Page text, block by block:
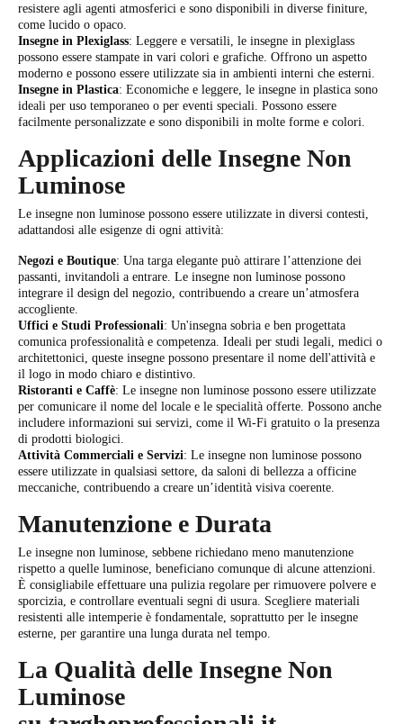
resistere agli agenti atmosferici e sono disponibili in diverse finiture,
come lucido o opaco.
Insegne in Plexiglass: Leggere e versatili, le insegne in plexiglass
possono essere stampate in vari colori e grafiche. Offrono un aspetto
moderno e possono essere utilizzate sia in ambienti interni che esterni.
Insegne in Plastica: Economiche e leggere, le insegne in plastica sono
ideali per uso temporaneo o per eventi speciali. Possono essere
facilmente personalizzate e sono disponibili in molte forme e colori.
Applicazioni delle Insegne Non
Luminose
Le insegne non luminose possono essere utilizzate in diversi contesti,
adattandosi alle esigenze di ogni attività:
Negozi e Boutique: Una targa elegante può attirare l’attenzione dei
passanti, invitandoli a entrare. Le insegne non luminose possono
integrare il design del negozio, contribuendo a creare un’atmosfera
accogliente.
Uffici e Studi Professionali: Un'insegna sobria e ben progettata
comunica professionalità e competenza. Ideali per studi legali, medici o
architettonici, queste insegne possono presentare il nome dell'attività e
il logo in modo chiaro e distintivo.
Ristoranti e Caffè: Le insegne non luminose possono essere utilizzate
per comunicare il nome del locale e le specialità offerte. Possono anche
includere informazioni sui servizi, come il Wi-Fi gratuito o la presenza
di prodotti biologici.
Attività Commerciali e Servizi: Le insegne non luminose possono
essere utilizzate in qualsiasi settore, da saloni di bellezza a officine
meccaniche, contribuendo a creare un’identità visiva coerente.
Manutenzione e Durata
Le insegne non luminose, sebbene richiedano meno manutenzione
rispetto a quelle luminose, beneficiano comunque di alcune attenzioni.
È consigliabile effettuare una pulizia regolare per rimuovere polvere e
sporcizia, e controllare eventuali segni di usura. Scegliere materiali
resistenti alle intemperie è fondamentale, soprattutto per le insegne
esterne, per garantire una lunga durata nel tempo.
La Qualità delle Insegne Non
Luminose